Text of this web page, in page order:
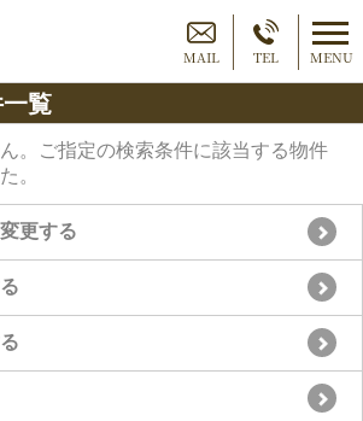
MAIL TEL MENU
覧
。ご指定の検索条件に該当する物件
。
更する